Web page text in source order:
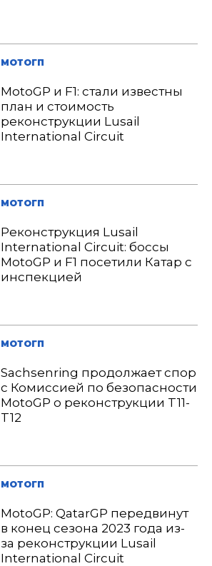
МОТОГП
MotoGP и F1: стали известны
план и стоимость
реконструкции Lusail
International Circuit
МОТОГП
Реконструкция Lusail
International Circuit: боссы
MotoGP и F1 посетили Катар с
инспекцией
МОТОГП
Sachsenring продолжает спор
с Комиссией по безопасности
MotoGP о реконструкции T11-
T12
МОТОГП
MotoGP: QatarGP передвинут
в конец сезона 2023 года из-
за реконструкции Lusail
International Circuit